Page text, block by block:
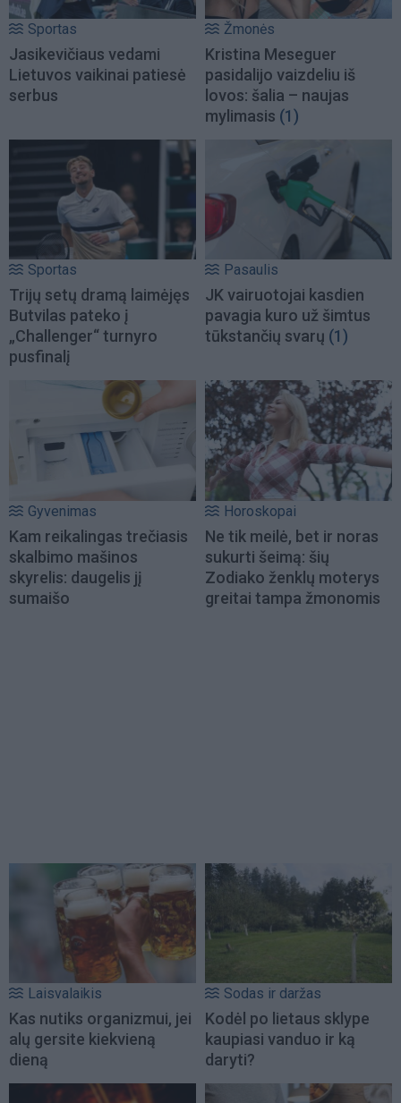
Sportas
Jasikevičiaus vedami
Lietuvos vaikinai patiesė
serbus
Žmonės
Kristina Meseguer
pasidalijo vaizdeliu iš
lovos: šalia – naujas
mylimasis (1)
Sportas
Trijų setų dramą laimėjęs
Butvilas pateko į
„Challenger“ turnyro
pusfinalį
Pasaulis
JK vairuotojai kasdien
pavagia kuro už šimtus
tūkstančių svarų (1)
Gyvenimas
Kam reikalingas trečiasis
skalbimo mašinos
skyrelis: daugelis jį
sumaišo
Horoskopai
Ne tik meilė, bet ir noras
sukurti šeimą: šių
Zodiako ženklų moterys
greitai tampa žmonomis
Laisvalaikis
Kas nutiks organizmui, jei
alų gersite kiekvieną
dieną
Sodas ir daržas
Kodėl po lietaus sklype
kaupiasi vanduo ir ką
daryti?